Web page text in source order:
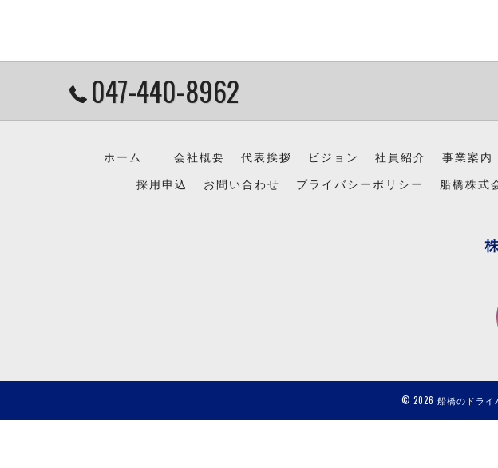
047-440-8962
ホーム 会社概要 代表挨拶 ビジョン 社員紹介 事業案内
採用申込
お問い合わせ プライバシーポリシー 船橋株式
© 2026 船橋のドライバ